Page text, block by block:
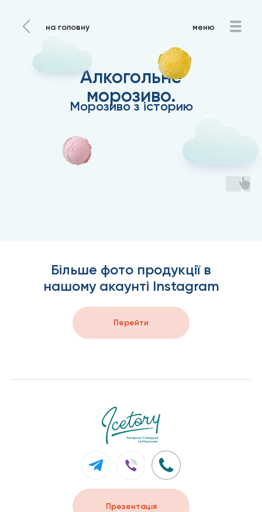
Алкогольне
морозиво.
Морозиво з iсторию
на головну меню
Більше фото продукції в
нашому акаунті Instagram
Перейти
Презентацiя